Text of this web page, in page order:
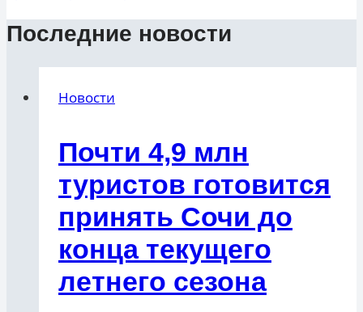
Последние новости
Новости
Почти 4,9 млн
туристов готовится
принять Сочи до
конца текущего
летнего сезона